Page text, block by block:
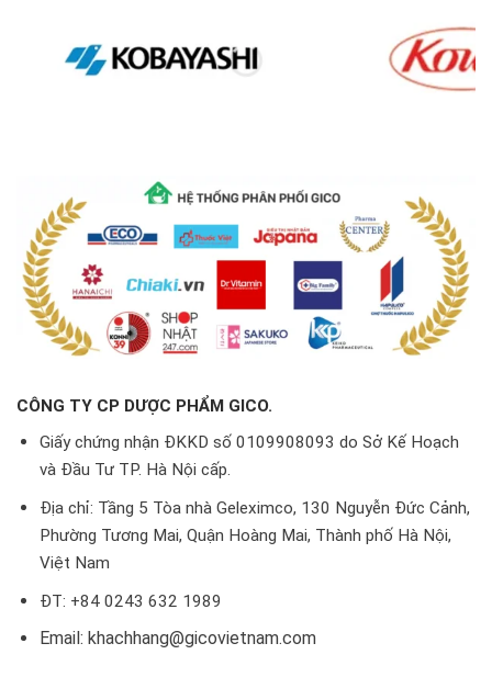
CÔNG TY CP DƯỢC PHẨM GICO.
Giấy chứng nhận ĐKKD số 0109908093 do Sở Kế Hoạch
và Đầu Tư TP. Hà Nội cấp.
Địa chỉ: Tầng 5 Tòa nhà Geleximco, 130 Nguyễn Đức Cảnh,
Phường Tương Mai, Quận Hoàng Mai, Thành phố Hà Nội,
Việt Nam
ĐT: +84 0243 632 1989
Email: khachhang@gicovietnam.com